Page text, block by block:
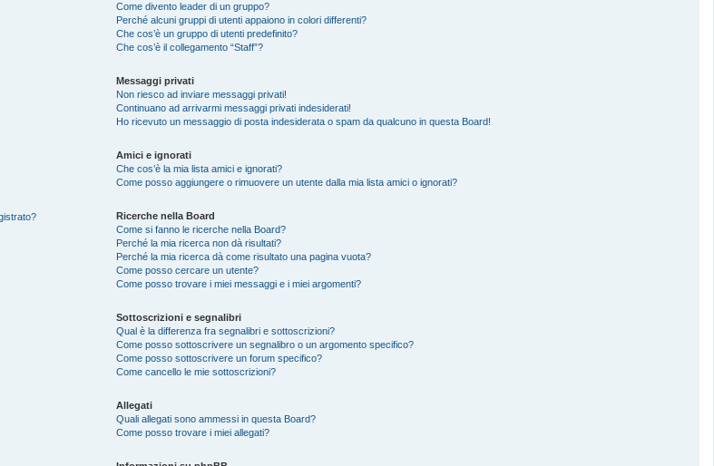
Come divento leader di un gruppo?
Perché alcuni gruppi di utenti appaiono in colori differenti?
Che cos’è un gruppo di utenti predefinito?
Che cos’è il collegamento “Staff”?
Messaggi privati
Non riesco ad inviare messaggi privati!
Continuano ad arrivarmi messaggi privati indesiderati!
Ho ricevuto un messaggio di posta indesiderata o spam da qualcuno in questa Board!
Amici e ignorati
Che cos’è la mia lista amici e ignorati?
Come posso aggiungere o rimuovere un utente dalla mia lista amici o ignorati?
Ricerche nella Board
Come si fanno le ricerche nella Board?
Perché la mia ricerca non dà risultati?
Perché la mia ricerca dà come risultato una pagina vuota?
Come posso cercare un utente?
Come posso trovare i miei messaggi e i miei argomenti?
Sottoscrizioni e segnalibri
Qual è la differenza fra segnalibri e sottoscrizioni?
Come posso sottoscrivere un segnalibro o un argomento specifico?
Come posso sottoscrivere un forum specifico?
Come cancello le mie sottoscrizioni?
Allegati
Quali allegati sono ammessi in questa Board?
Come posso trovare i miei allegati?